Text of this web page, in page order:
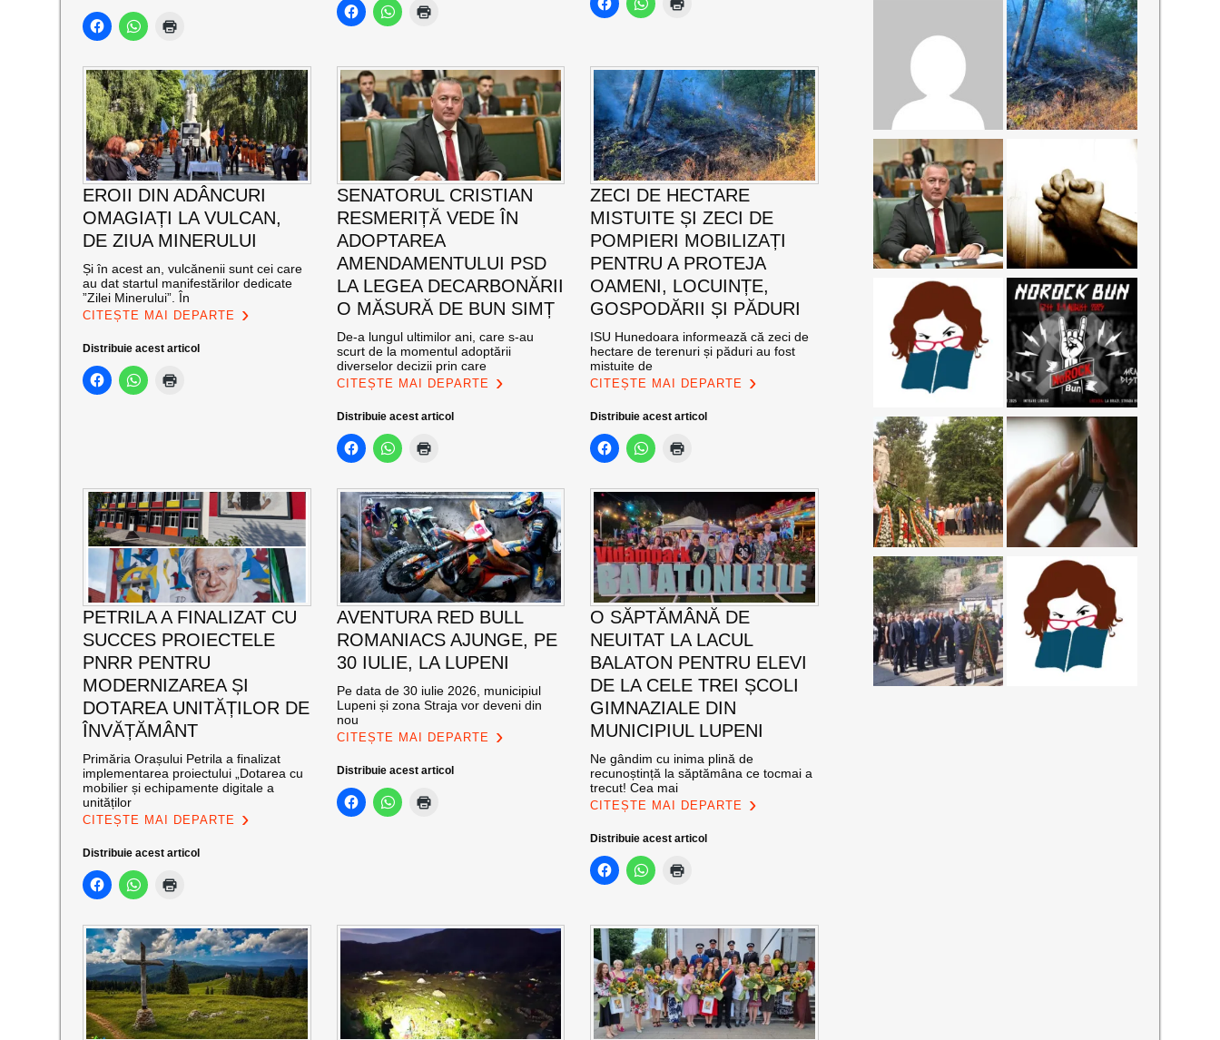
EROII DIN ADÂNCURI
OMAGIAȚI LA VULCAN,
DE ZIUA MINERULUI
Și în acest an, vulcănenii sunt cei care
au dat startul manifestărilor dedicate
”Zilei Minerului”. În
CITEȘTE MAI DEPARTE
Distribuie acest articol
SENATORUL CRISTIAN
RESMERIȚĂ VEDE ÎN
ADOPTAREA
AMENDAMENTULUI PSD
LA LEGEA DECARBONĂRII
O MĂSURĂ DE BUN SIMȚ
De-a lungul ultimilor ani, care s-au
scurt de la momentul adoptării
diverselor decizii prin care
CITEȘTE MAI DEPARTE
Distribuie acest articol
ZECI DE HECTARE
MISTUITE ȘI ZECI DE
POMPIERI MOBILIZAȚI
PENTRU A PROTEJA
OAMENI, LOCUINȚE,
GOSPODĂRII ȘI PĂDURI
ISU Hunedoara informează că zeci de
hectare de terenuri și păduri au fost
mistuite de
CITEȘTE MAI DEPARTE
Distribuie acest articol
PETRILA A FINALIZAT CU
SUCCES PROIECTELE
PNRR PENTRU
MODERNIZAREA ȘI
DOTAREA UNITĂȚILOR DE
ÎNVĂȚĂMÂNT
Primăria Orașului Petrila a finalizat
implementarea proiectului „Dotarea cu
mobilier și echipamente digitale a
unităților
CITEȘTE MAI DEPARTE
Distribuie acest articol
AVENTURA RED BULL
ROMANIACS AJUNGE, PE
30 IULIE, LA LUPENI
Pe data de 30 iulie 2026, municipiul
Lupeni și zona Straja vor deveni din
nou
CITEȘTE MAI DEPARTE
Distribuie acest articol
O SĂPTĂMÂNĂ DE
NEUITAT LA LACUL
BALATON PENTRU ELEVI
DE LA CELE TREI ȘCOLI
GIMNAZIALE DIN
MUNICIPIUL LUPENI
Ne gândim cu inima plină de
recunoștință la săptămâna ce tocmai a
trecut! Cea mai
CITEȘTE MAI DEPARTE
Distribuie acest articol